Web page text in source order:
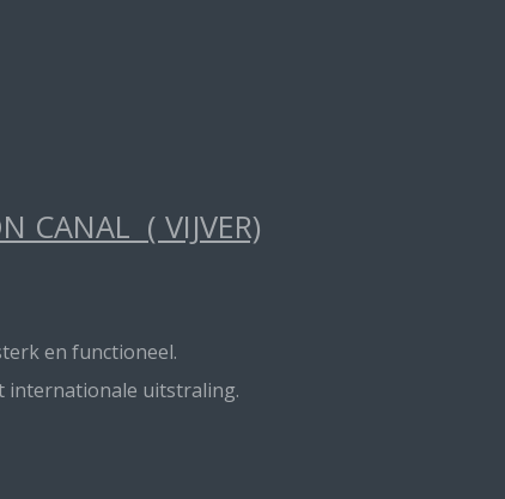
CANAL ( VIJVER)
en functioneel.
internationale uitstraling.